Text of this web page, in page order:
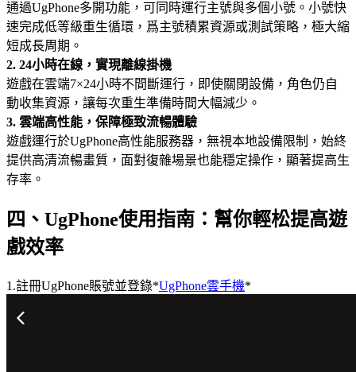
通過UgPhone多開功能，可同時運行主號與多個小號。小號快
速完成低等級重生循環，爲主號積累資源或測試策略，極大縮
短成長周期。
2. 24小時在線，實現離線掛機
遊戲在雲端7×24小時不間斷運行，即使關閉設備，角色仍自
動收集資源，讓每次重生準備時間大幅減少。
3. 雲端高性能，保障極致流暢體驗
遊戲運行於UgPhone高性能服務器，無視本地設備限制，始終
提供高清流暢畫質，面對復雜場景也能穩定操作，顯著提高生
存率。
四、UgPhone使用指南：幫你輕松提高遊
戲效率
1.註冊UgPhone賬號並登錄*UgPhone雲手機*